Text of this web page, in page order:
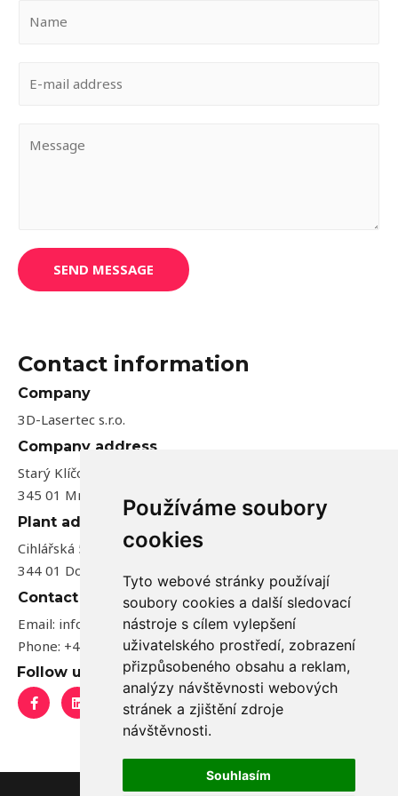
Používáme soubory
cookies
Tyto webové stránky používají
soubory cookies a další sledovací
nástroje s cílem vylepšení
uživatelského prostředí, zobrazení
přizpůsobeného obsahu a reklam,
analýzy návštěvnosti webových
stránek a zjištění zdroje
návštěvnosti.
Souhlasím
SEND MESSAGE
Contact information
Company
3D-Lasertec s.r.o.
Company address
Starý Klíčov 143,
345 01 Mrákov, Czech Republic
Plant address
Cihlářská 548,
344 01 Domažlice, Czech Republic
Contact us
Email: info@3dlasertec.eu
Phone: +420 771 500 977
Follow us
F
a
c
o
L
i
n
i
I
n
s
t
g
a